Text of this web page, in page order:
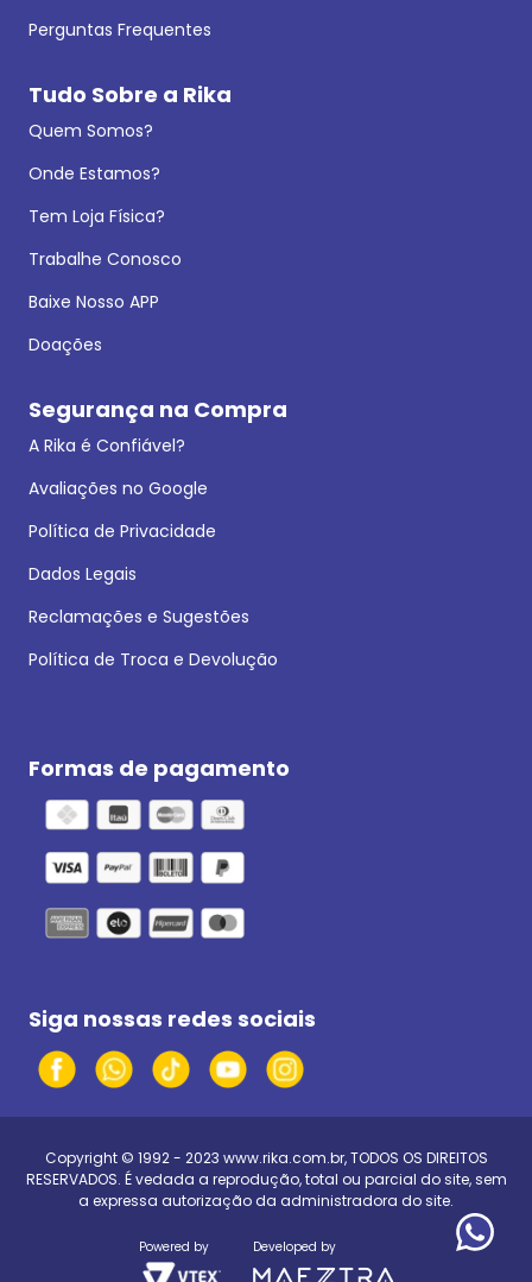
Perguntas Frequentes
Tudo Sobre a Rika
Quem Somos?
Onde Estamos?
Tem Loja Física?
Trabalhe Conosco
Baixe Nosso APP
Doações
Segurança na Compra
A Rika é Confiável?
Avaliações no Google
Política de Privacidade
Dados Legais
Reclamações e Sugestões
Política de Troca e Devolução
Formas de pagamento
Siga nossas redes sociais
Copyright © 1992 - 2023 www.rika.com.br, TODOS OS DIREITOS
RESERVADOS. É vedada a reprodução, total ou parcial do site, sem
a expressa autorização da administradora do site.
Powered by Developed by